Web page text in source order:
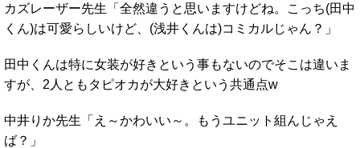
カズレーザー先生「全然違うと思いますけどね。こっち(田中
くん)は可愛らしいけど、(浅井くんは)コミカルじゃん？」
田中くんは特に女装が好きという事もないのでそこは違いま
すが、2人ともタピオカが大好きという共通点w
中井りか先生「え～かわいい～。もうユニット組んじゃえ
ば？」